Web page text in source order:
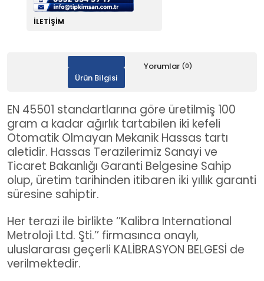
İLETIŞIM
Ürün Bilgisi
Yorumlar (0)
EN 45501 standartlarına göre üretilmiş 100
gram a kadar ağırlık tartabilen iki kefeli
Otomatik Olmayan Mekanik Hassas tartı
aletidir. Hassas Terazilerimiz Sanayi ve
Ticaret Bakanlığı Garanti Belgesine Sahip
olup, üretim tarihinden itibaren iki yıllık garanti
süresine sahiptir.
Her terazi ile birlikte ‘’Kalibra International
Metroloji Ltd. Şti.’’ firmasınca onaylı,
uluslararası geçerli KALİBRASYON BELGESİ de
verilmektedir.